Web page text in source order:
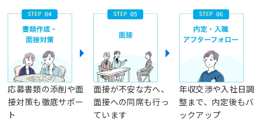
応募書類の添削や面
接対策も徹底サポー
ト
面接が不安な方へ、
面接への同席も行っ
ています
年収交渉や入社日調
整まで、内定後もバ
ックアップ